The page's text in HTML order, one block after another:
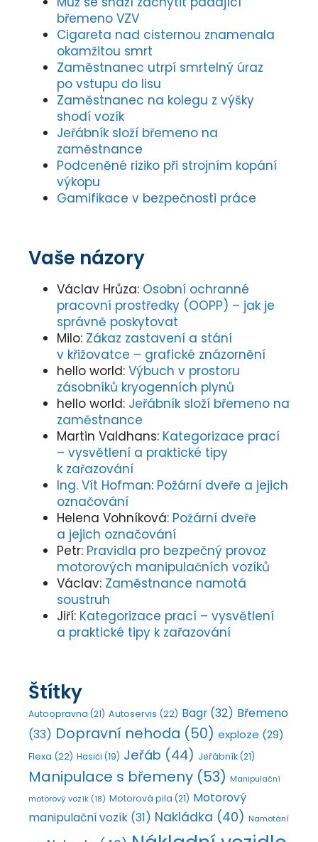
Cigareta nad cisternou znamenala
okamžitou smrt
Zaměstnanec utrpí smrtelný úraz
po vstupu do lisu
Zaměstnanec na kolegu z výšky
shodí vozík
Jeřábník složí břemeno na
zaměstnance
Podceněné riziko při strojním kopání
výkopu
Gamifikace v bezpečnosti práce
Václav Hrůza:
pracovní prostředky (OOPP) – jak je
správně poskytovat
Milo:Zákaz zastavení a stání
v křižovatce – grafické znázornění
hello world:Výbuch v prostoru
zásobníků kryogenních plynů
hello world:Jeřábník složí břemeno na
zaměstnance
Martin Valdhans
– vysvětlení a praktické tipy
k zařazování
Ing. Vít Hofman
označování
Helena Vohníková
a jejich označování
Petr:Pravidla pro bezpečný provoz
motorových manipulačních vozíků
Václav:Zaměstnance namotá
soustruh
Jiří:Kategorizace prací – vysvětlení
a praktické tipy k zařazování
Štítky
Autoopravna
(33) Dopravní nehoda (50) exploze(29)
Flexa (22) Hasiči (19) Jeřáb(44) Jeřábník(21)
Manipulace s břemeny (53) Manipulační
motorový vozík(18) Motorová pila(21)
Motorový
manipulační vozík(31) Nakládka(40)
Nehoda
Nákladní vozidlo